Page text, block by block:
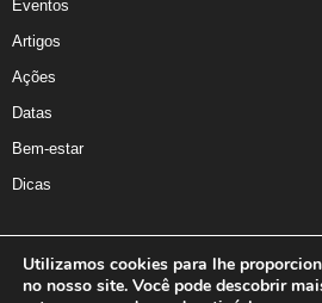
Eventos
Artigos
Ações
Datas
Bem-estar
Dicas
Utilizamos cookies para lhe
no nosso site. Você pode descobrir